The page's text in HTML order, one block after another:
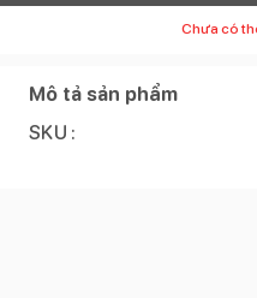
Chưa có
Mô tả sản phẩm
SKU :